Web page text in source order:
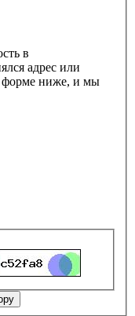
в
адрес или
форме ниже, и мы